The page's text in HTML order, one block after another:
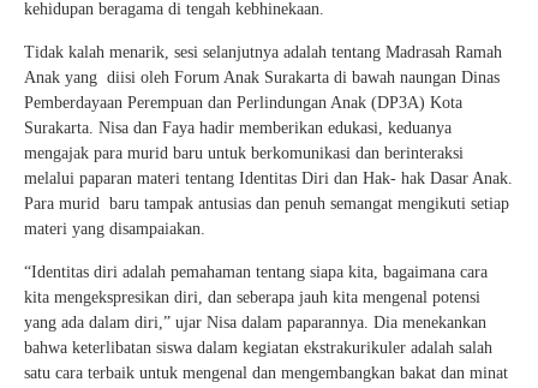
kehidupan beragama di tengah kebhinekaan.
Tidak kalah menarik, sesi selanjutnya adalah tentang Madrasah Ramah
Anak yang diisi oleh Forum Anak Surakarta di bawah naungan Dinas
Pemberdayaan Perempuan dan Perlindungan Anak (DP3A) Kota
Surakarta. Nisa dan Faya hadir memberikan edukasi, keduanya
mengajak para murid baru untuk berkomunikasi dan berinteraksi
melalui paparan materi tentang Identitas Diri dan Hak- hak Dasar Anak.
Para murid baru tampak antusias dan penuh semangat mengikuti setiap
materi yang disampaiakan.
“Identitas diri adalah pemahaman tentang siapa kita, bagaimana cara
kita mengekspresikan diri, dan seberapa jauh kita mengenal potensi
yang ada dalam diri,” ujar Nisa dalam paparannya. Dia menekankan
bahwa keterlibatan siswa dalam kegiatan ekstrakurikuler adalah salah
satu cara terbaik untuk mengenal dan mengembangkan bakat dan minat